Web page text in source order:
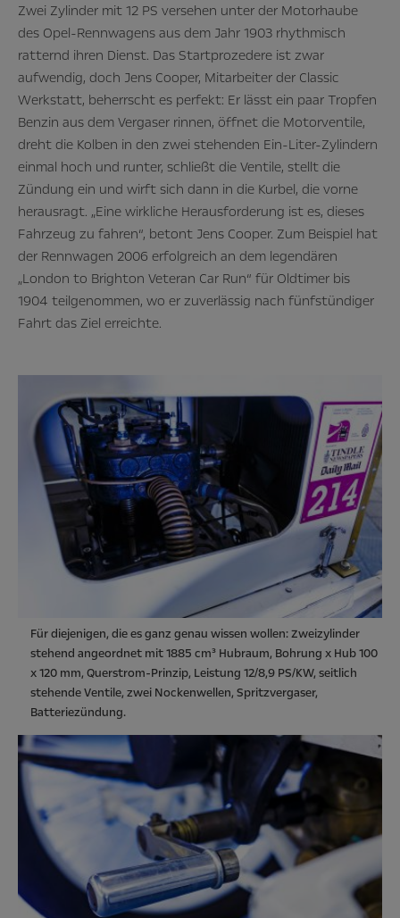
Zwei Zylinder mit 12 PS versehen unter der Motorhaube
des Opel-Rennwagens aus dem Jahr 1903 rhythmisch
ratternd ihren Dienst. Das Startprozedere ist zwar
aufwendig, doch Jens Cooper, Mitarbeiter der Classic
Werkstatt, beherrscht es perfekt: Er lässt ein paar Tropfen
Benzin aus dem Vergaser rinnen, öffnet die Motorventile,
dreht die Kolben in den zwei stehenden Ein-Liter-Zylindern
einmal hoch und runter, schließt die Ventile, stellt die
Zündung ein und wirft sich dann in die Kurbel, die vorne
herausragt. „Eine wirkliche Herausforderung ist es, dieses
Fahrzeug zu fahren“, betont Jens Cooper. Zum Beispiel hat
der Rennwagen 2006 erfolgreich an dem legendären
„London to Brighton Veteran Car Run“ für Oldtimer bis
1904 teilgenommen, wo er zuverlässig nach fünfstündiger
Fahrt das Ziel erreichte.
Für diejenigen, die es ganz genau wissen wollen: Zweizylinder
stehend angeordnet mit 1885 cm³ Hubraum, Bohrung x Hub 100
x 120 mm, Querstrom-Prinzip, Leistung 12/8,9 PS/KW, seitlich
stehende Ventile, zwei Nockenwellen, Spritzvergaser,
Batteriezündung.